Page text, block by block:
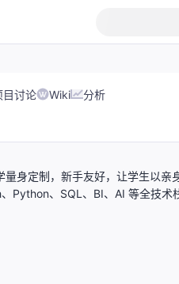
目讨论 Wiki 分析
身定制，新手友好，让学生以
Python、SQL、BI、AI 等全技